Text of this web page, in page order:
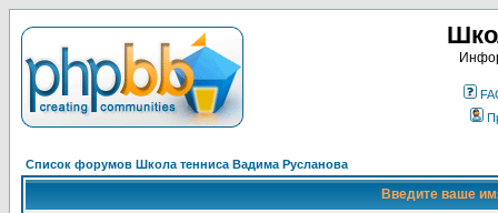
Список форумов Школа тенниса Вадима Русланова
Введите ваше